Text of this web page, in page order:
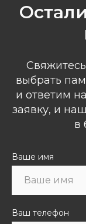
выбрать
и ответим
заявку, и
в
Ваше имя
Ваш телефон